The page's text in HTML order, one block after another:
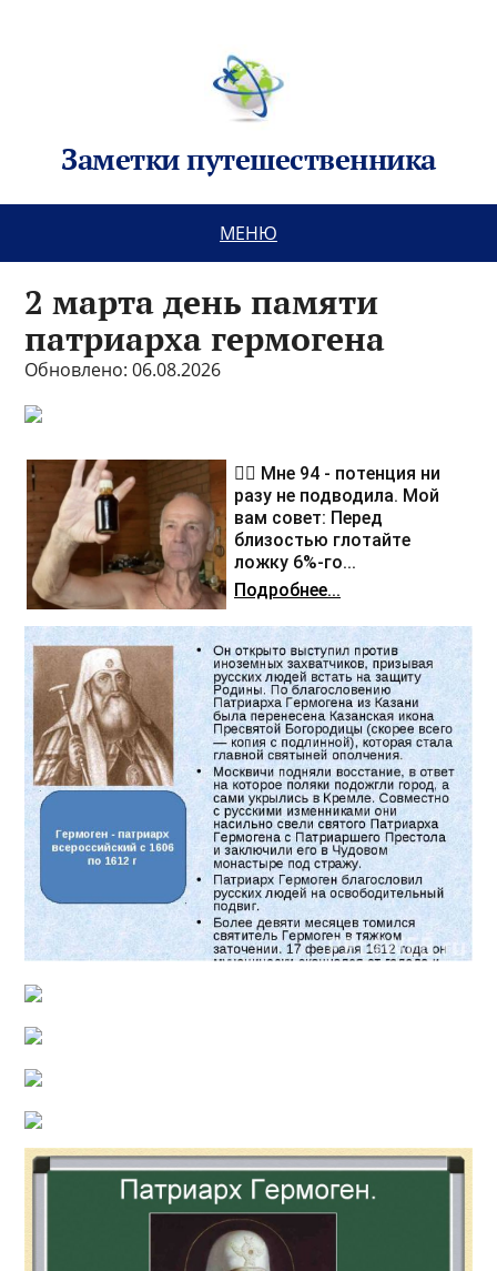
Заметки путешественника
МЕНЮ
2 марта день памяти
патриарха гермогена
Обновлено: 06.08.2026
❤️‍🔥 Мне 94 - потенция ни
разу не подводила. Мой
вам совет: Перед
близостью глотайте
ложку 6%-го...
Подробнее...